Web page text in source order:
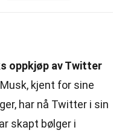
oppkjøp av Twitter
kjent for sine
har nå Twitter i sin
skapt bølger i